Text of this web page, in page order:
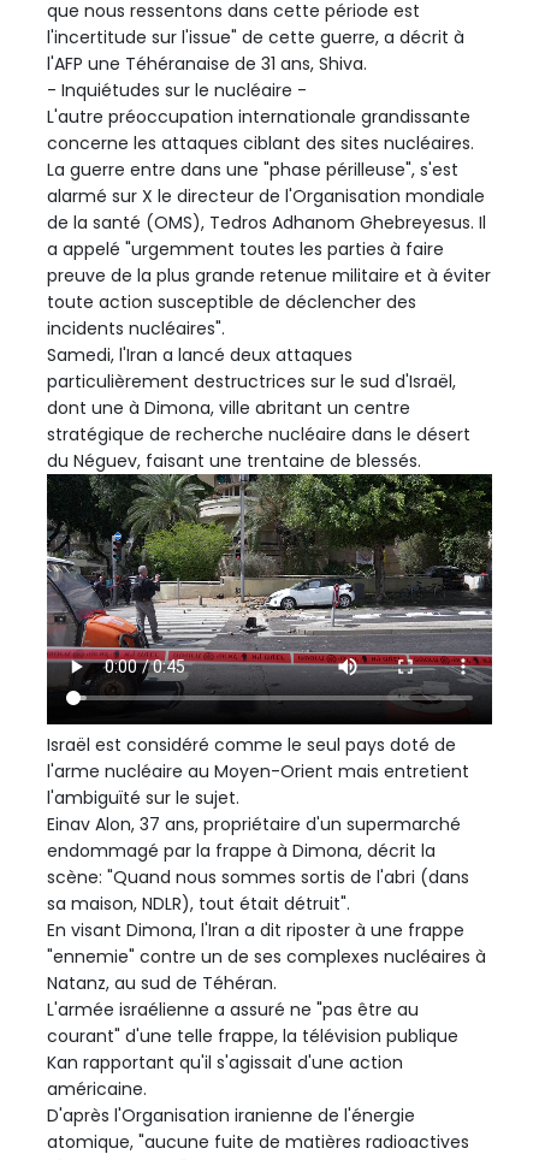
que nous ressentons dans cette période est
l'incertitude sur l'issue" de cette guerre, a décrit à
l'AFP une Téhéranaise de 31 ans, Shiva.
- Inquiétudes sur le nucléaire -
L'autre préoccupation internationale grandissante
concerne les attaques ciblant des sites nucléaires.
La guerre entre dans une "phase périlleuse", s'est
alarmé sur X le directeur de l'Organisation mondiale
de la santé (OMS), Tedros Adhanom Ghebreyesus. Il
a appelé "urgemment toutes les parties à faire
preuve de la plus grande retenue militaire et à éviter
toute action susceptible de déclencher des
incidents nucléaires".
Samedi, l'Iran a lancé deux attaques
particulièrement destructrices sur le sud d'Israël,
dont une à Dimona, ville abritant un centre
stratégique de recherche nucléaire dans le désert
du Néguev, faisant une trentaine de blessés.
Israël est considéré comme le seul pays doté de
l'arme nucléaire au Moyen-Orient mais entretient
l'ambiguïté sur le sujet.
Einav Alon, 37 ans, propriétaire d'un supermarché
endommagé par la frappe à Dimona, décrit la
scène: "Quand nous sommes sortis de l'abri (dans
sa maison, NDLR), tout était détruit".
En visant Dimona, l'Iran a dit riposter à une frappe
"ennemie" contre un de ses complexes nucléaires à
Natanz, au sud de Téhéran.
L'armée israélienne a assuré ne "pas être au
courant" d'une telle frappe, la télévision publique
Kan rapportant qu'il s'agissait d'une action
américaine.
D'après l'Organisation iranienne de l'énergie
atomique, "aucune fuite de matières radioactives